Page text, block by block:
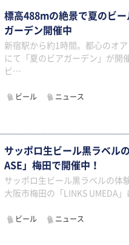
標高488mの絶景で夏のビ
ガーデン開催中
新宿駅から約1時間。都心のオ
にて「夏のビアガーデン」が開
ビ…
ビール ニュース
サッポロ生ビール黒ラベル
ASE」梅田で開催中！
サッポロ生ビール黒ラベルの体
大阪市梅田の「LINKS UMEDA
ビール ニュース